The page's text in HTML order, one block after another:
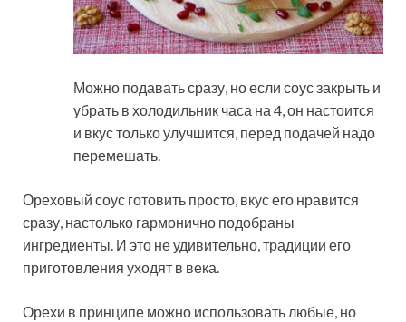
Можно подавать сразу, но если соус закрыть и
убрать в холодильник часа на 4, он настоится
и вкус только улучшится, перед подачей надо
перемешать.
Ореховый соус готовить просто, вкус его нравится
сразу, настолько гармонично подобраны
ингредиенты. И это не удивительно, традиции его
приготовления уходят в века.
Орехи в принципе можно использовать любые, но